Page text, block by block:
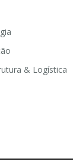
& Logística